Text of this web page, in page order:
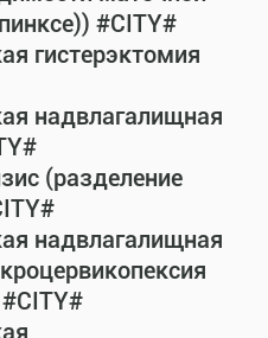
#CITY#
гистерэктомия
надвлагалищная
(разделение
надвлагалищная